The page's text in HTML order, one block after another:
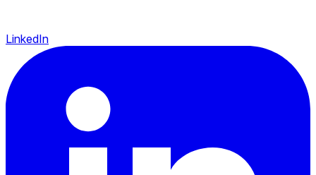
LinkedIn